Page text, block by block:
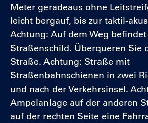
Meter geradeaus ohne
leicht bergauf, bis zur taktil-
Achtung: Auf dem Weg
Straßenschild. Überqueren Sie
Straße. Achtung: Straße mit
Straßenbahnschienen in zwei
und nach der Verkehrsinsel.
Ampelanlage auf der anderen
auf der rechten Seite eine